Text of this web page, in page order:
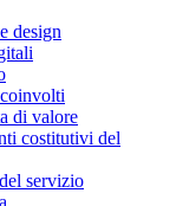
design
di valore
costitutivi del
servizio